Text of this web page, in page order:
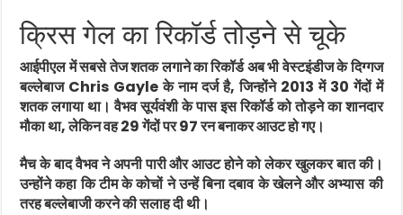
क्रिस गेल का रिकॉर्ड तोड़ने से चूके
आईपीएल में सबसे तेज शतक लगाने का रिकॉर्ड अब भी वेस्टइंडीज के दिग्गज
बल्लेबाज Chris Gayleके नाम दर्ज है, जिन्होंने 2013 में 30 गेंदों में
शतक लगाया था। वैभव सूर्यवंशी के पास इस रिकॉर्ड को तोड़ने का शानदार
मौका था, लेकिन वह 29 गेंदों पर 97 रन बनाकर आउट हो गए।
मैच के बाद वैभव ने अपनी पारी और आउट होने को लेकर खुलकर बात की।
उन्होंने कहा कि टीम के कोचों ने उन्हें बिना दबाव के खेलने और अभ्यास की
तरह बल्लेबाजी करने की सलाह दी थी।